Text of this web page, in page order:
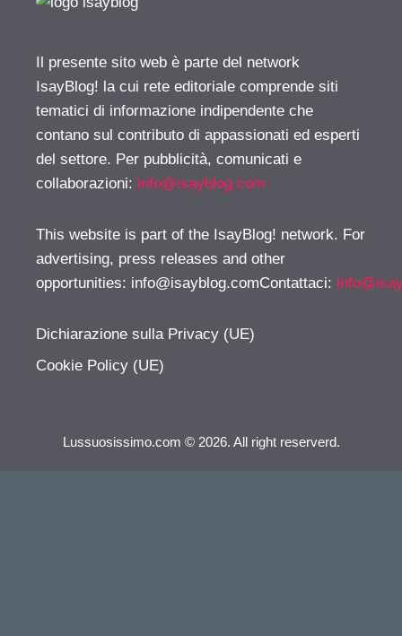
Il presente sito web è parte del network
IsayBlog! la cui rete editoriale comprende siti
tematici di informazione indipendente che
contano sul contributo di appassionati ed esperti
del settore. Per pubblicità, comunicati e
collaborazioni: info@isayblog.com
This website is part of the IsayBlog! network. For
advertising, press releases and other
opportunities: info@isayblog.comContattaci:
Dichiarazione sulla Privacy (UE)
Cookie Policy (UE)
Lussuosissimo.com © 2026. All right reserverd.